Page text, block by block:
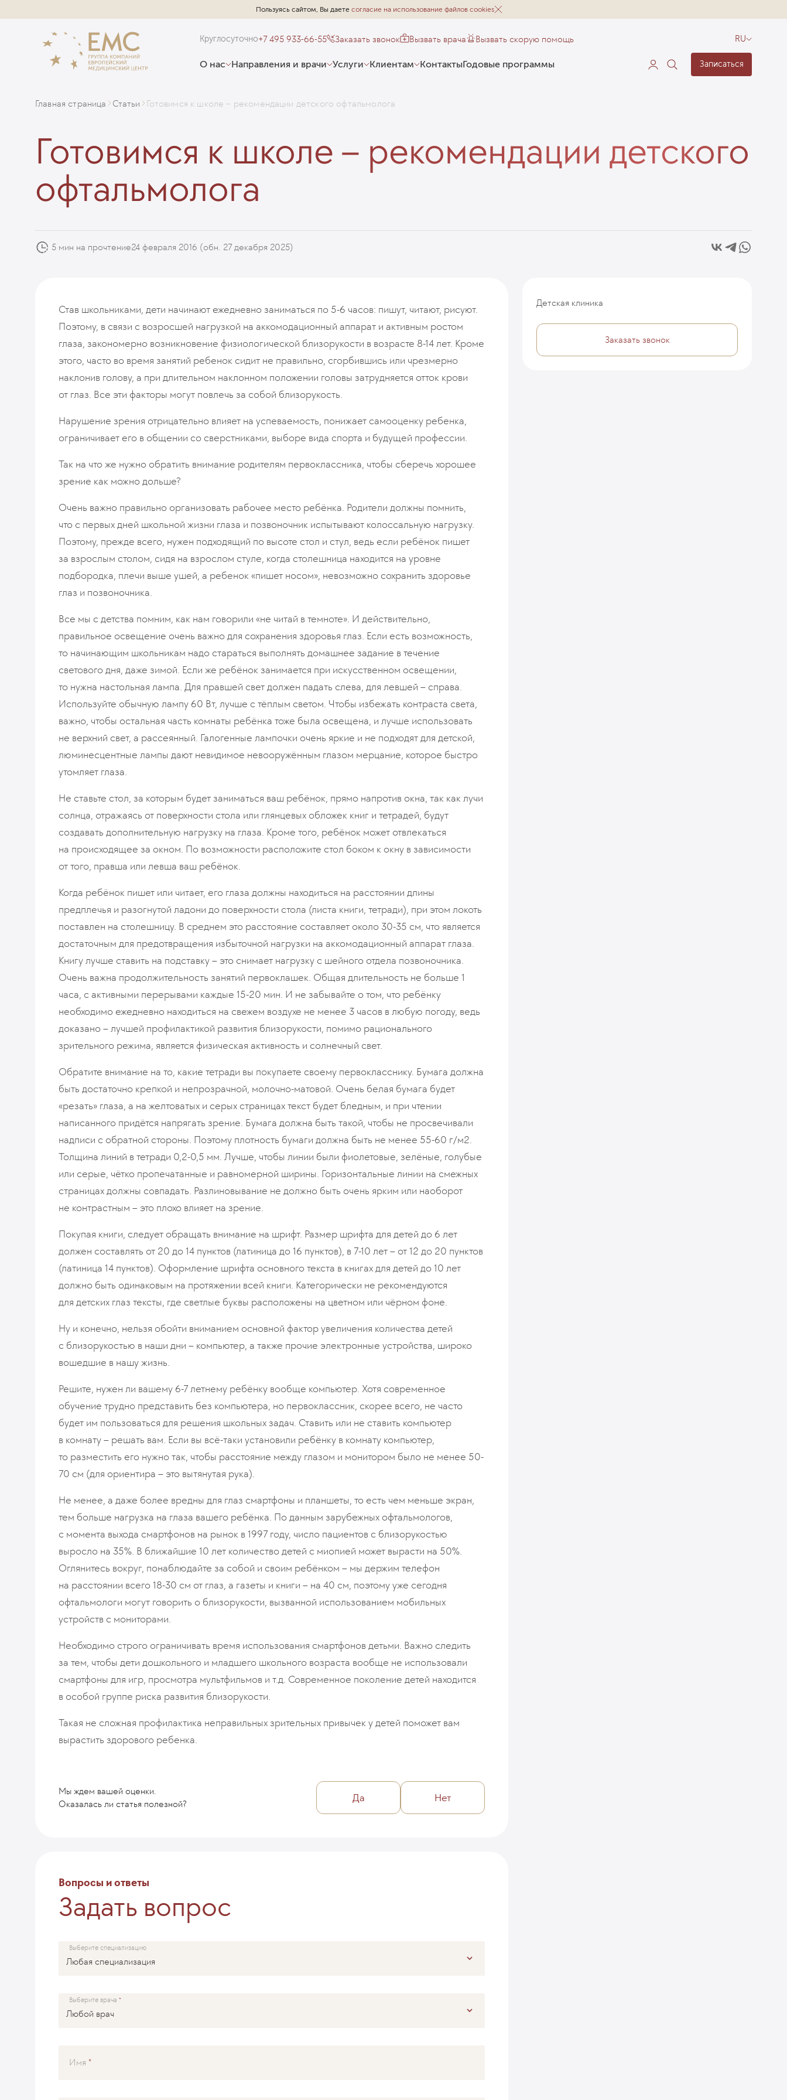
Пользуясь сайтом, Вы даете согласие на использование файлов cookies
Круглосуточно+7 495 933-66-55 Заказать звонок Вызвать врача Вызвать скорую помощь RU
О нас Направления и врачи Услуги Клиентам КонтактыГодовые программы Записаться
Главная страница Статьи Готовимся к школе – рекомендации детского офтальмолога
Готовимся к школе – рекомендации детского
офтальмолога
5 мин на прочтение24 февраля 2016 (обн. 27 декабря 2025)
Став школьниками, дети начинают ежедневно заниматься по 5-6 часов: пишут, читают, рисуют.
Поэтому, в связи с возросшей нагрузкой на аккомодационный аппарат и активным ростом
глаза, закономерно возникновение физиологической близорукости в возрасте 8-14 лет. Кроме
этого, часто во время занятий ребенок сидит не правильно, сгорбившись или чрезмерно
наклонив голову, а при длительном наклонном положении головы затрудняется отток крови
от глаз. Все эти факторы могут повлечь за собой близорукость.
Нарушение зрения отрицательно влияет на успеваемость, понижает самооценку ребенка,
ограничивает его в общении со сверстниками, выборе вида спорта и будущей профессии.
Так на что же нужно обратить внимание родителям первоклассника, чтобы сберечь хорошее
зрение как можно дольше?
Очень важно правильно организовать рабочее место ребёнка. Родители должны помнить,
что с первых дней школьной жизни глаза и позвоночник испытывают колоссальную нагрузку.
Поэтому, прежде всего, нужен подходящий по высоте стол и стул, ведь если ребёнок пишет
за взрослым столом, сидя на взрослом стуле, когда столешница находится на уровне
подбородка, плечи выше ушей, а ребенок «пишет носом», невозможно сохранить здоровье
глаз и позвоночника.
Все мы с детства помним, как нам говорили «не читай в темноте». И действительно,
правильное освещение очень важно для сохранения здоровья глаз. Если есть возможность,
то начинающим школьникам надо стараться выполнять домашнее задание в течение
светового дня, даже зимой. Если же ребёнок занимается при искусственном освещении,
то нужна настольная лампа. Для правшей свет должен падать слева, для левшей – справа.
Используйте обычную лампу 60 Вт, лучше с тёплым светом. Чтобы избежать контраста света,
важно, чтобы остальная часть комнаты ребёнка тоже была освещена, и лучше использовать
не верхний свет, а рассеянный. Галогенные лампочки очень яркие и не подходят для детской,
люминесцентные лампы дают невидимое невооружённым глазом мерцание, которое быстро
утомляет глаза.
Не ставьте стол, за которым будет заниматься ваш ребёнок, прямо напротив окна, так как лучи
солнца, отражаясь от поверхности стола или глянцевых обложек книг и тетрадей, будут
создавать дополнительную нагрузку на глаза. Кроме того, ребёнок может отвлекаться
на происходящее за окном. По возможности расположите стол боком к окну в зависимости
от того, правша или левша ваш ребёнок.
Когда ребёнок пишет или читает, его глаза должны находиться на расстоянии длины
предплечья и разогнутой ладони до поверхности стола (листа книги, тетради), при этом локоть
поставлен на столешницу. В среднем это расстояние составляет около 30-35 см, что является
достаточным для предотвращения избыточной нагрузки на аккомодационный аппарат глаза.
Книгу лучше ставить на подставку – это снимает нагрузку с шейного отдела позвоночника.
Очень важна продолжительность занятий первоклашек. Общая длительность не больше 1
часа, с активными перерывами каждые 15-20 мин. И не забывайте о том, что ребёнку
необходимо ежедневно находиться на свежем воздухе не менее 3 часов в любую погоду, ведь
доказано – лучшей профилактикой развития близорукости, помимо рационального
зрительного режима, является физическая активность и солнечный свет.
Обратите внимание на то, какие тетради вы покупаете своему первокласснику. Бумага должна
быть достаточно крепкой и непрозрачной, молочно-матовой. Очень белая бумага будет
«резать» глаза, а на желтоватых и серых страницах текст будет бледным, и при чтении
написанного придётся напрягать зрение. Бумага должна быть такой, чтобы не просвечивали
надписи с обратной стороны. Поэтому плотность бумаги должна быть не менее 55-60 г/м2.
Толщина линий в тетради 0,2-0,5 мм. Лучше, чтобы линии были фиолетовые, зелёные, голубые
или серые, чётко пропечатанные и равномерной ширины. Горизонтальные линии на смежных
страницах должны совпадать. Разлиновывание не должно быть очень ярким или наоборот
не контрастным – это плохо влияет на зрение.
Покупая книги, следует обращать внимание на шрифт. Размер шрифта для детей до 6 лет
должен составлять от 20 до 14 пунктов (латиница до 16 пунктов), в 7-10 лет – от 12 до 20 пунктов
(латиница 14 пунктов). Оформление шрифта основного текста в книгах для детей до 10 лет
должно быть одинаковым на протяжении всей книги. Категорически не рекомендуются
для детских глаз тексты, где светлые буквы расположены на цветном или чёрном фоне.
Ну и конечно, нельзя обойти вниманием основной фактор увеличения количества детей
с близорукостью в наши дни – компьютер, а также прочие электронные устройства, широко
вошедшие в нашу жизнь.
Решите, нужен ли вашему 6-7 летнему ребёнку вообще компьютер. Хотя современное
обучение трудно представить без компьютера, но первоклассник, скорее всего, не часто
будет им пользоваться для решения школьных задач. Ставить или не ставить компьютер
в комнату – решать вам. Если вы всё-таки установили ребёнку в комнату компьютер,
то разместить его нужно так, чтобы расстояние между глазом и монитором было не менее 50-
70 см (для ориентира – это вытянутая рука).
Не менее, а даже более вредны для глаз смартфоны и планшеты, то есть чем меньше экран,
тем больше нагрузка на глаза вашего ребёнка. По данным зарубежных офтальмологов,
с момента выхода смартфонов на рынок в 1997 году, число пациентов с близорукостью
выросло на 35%. В ближайшие 10 лет количество детей с миопией может вырасти на 50%.
Оглянитесь вокруг, понаблюдайте за собой и своим ребёнком – мы держим телефон
на расстоянии всего 18-30 см от глаз, а газеты и книги – на 40 см, поэтому уже сегодня
офтальмологи могут говорить о близорукости, вызванной использованием мобильных
устройств с мониторами.
Необходимо строго ограничивать время использования смартфонов детьми. Важно следить
за тем, чтобы дети дошкольного и младшего школьного возраста вообще не использовали
смартфоны для игр, просмотра мультфильмов и т.д. Современное поколение детей находится
в особой группе риска развития близорукости.
Такая не сложная профилактика неправильных зрительных привычек у детей поможет вам
вырастить здорового ребенка.
Мы ждем вашей оценки.
Оказалась ли статья полезной?
Да Нет
ОТПРАВИТЬ
Вопросы и ответы
Задать вопрос
Выберите специализацию
Выберите врача
Имя
Детская клиника
Заказать звонок